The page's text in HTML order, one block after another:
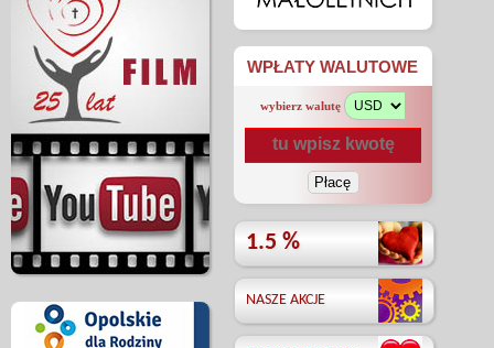
WPŁATY WALUTOWE
wybierz walutę
1.5 %
NASZE AKCJE